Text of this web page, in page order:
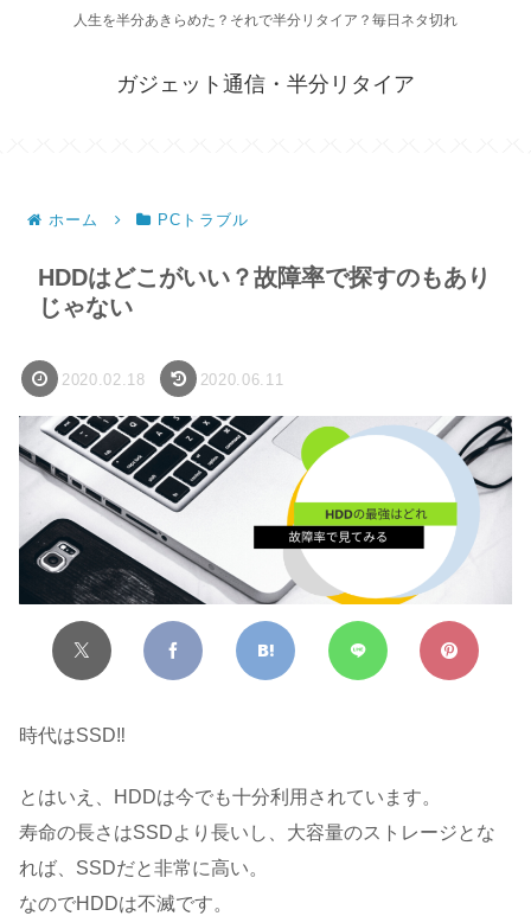
人生を半分あきらめた？それで半分リタイア？毎日ネタ切れ
ガジェット通信・半分リタイア
ホーム PCトラブル
HDDはどこがいい？故障率で探すのもあり
じゃない
2020.02.18 2020.06.11
時代はSSD‼
とはいえ、HDDは今でも十分利用されています。
寿命の長さはSSDより長いし、大容量のストレージとな
れば、SSDだと非常に高い。
なのでHDDは不滅です。